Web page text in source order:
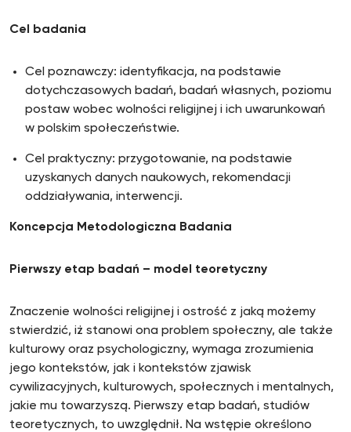
Cel badania
Cel poznawczy: identyfikacja, na podstawie
dotychczasowych badań, badań własnych, poziomu
postaw wobec wolności religijnej i ich uwarunkowań
w polskim społeczeństwie.
Cel praktyczny: przygotowanie, na podstawie
uzyskanych danych naukowych, rekomendacji
oddziaływania, interwencji.
Koncepcja Metodologiczna Badania
Pierwszy etap badań – model teoretyczny
Znaczenie wolności religijnej i ostrość z jaką możemy
stwierdzić, iż stanowi ona problem społeczny, ale także
kulturowy oraz psychologiczny, wymaga zrozumienia
jego kontekstów, jak i kontekstów zjawisk
cywilizacyjnych, kulturowych, społecznych i mentalnych,
jakie mu towarzyszą. Pierwszy etap badań, studiów
teoretycznych, to uwzględnił. Na wstępie określono